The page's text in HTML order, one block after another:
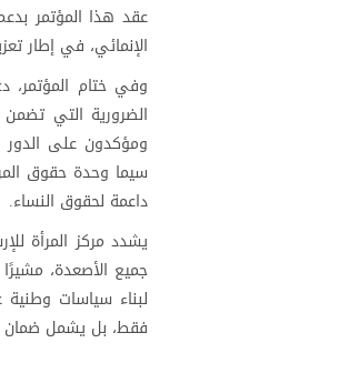
عقد هذا المؤتمر بدعم
الإنمائي، في إطار
وفي ختام المؤتمر،
الضرورية التي تضمن
ومؤكدون على الدور
سيما وحدة حقوق
داعمة لحقوق النساء.
يشدد مركز المرأة
جميع الأصعدة،
لبناء سياسات
فقط، بل يشمل ضمان